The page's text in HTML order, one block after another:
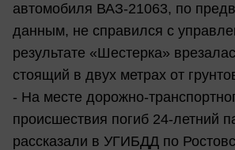
автомобиля ВАЗ-21063, по
данным, не справился с
результате «Шестерка»
стоящий в двух метрах от
- На месте дорожно-
происшествия погиб 24-летний
рассказали в УГИБДД по